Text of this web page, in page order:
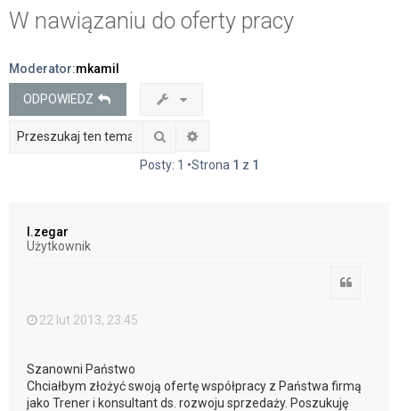
W nawiązaniu do oferty pracy
Moderator:mkamil
ODPOWIEDZ
Szukaj
Posty: 1 •Strona 1 z 1
l.zegar
Użytkownik
22 lut 2013, 23:45
Szanowni Państwo
Chciałbym złożyć swoją ofertę współpracy z Państwa firmą
jako Trener i konsultant ds. rozwoju sprzedaży. Poszukuję